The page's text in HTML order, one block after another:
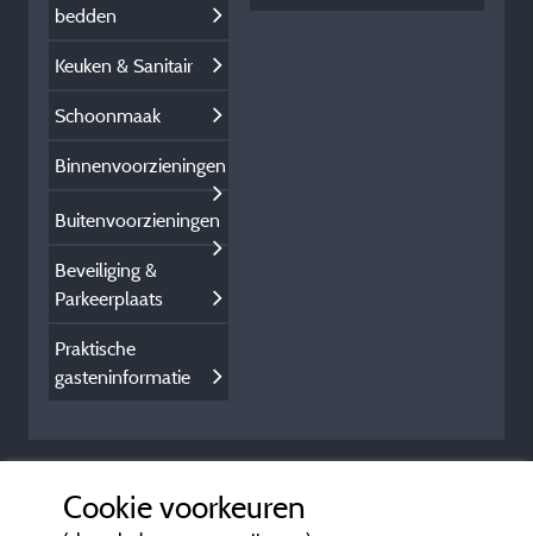
bedden
Keuken & Sanitair
Schoonmaak
Binnenvoorzieningen
Buitenvoorzieningen
Beveiliging &
Parkeerplaats
Praktische
gasteninformatie
Cookie voorkeuren